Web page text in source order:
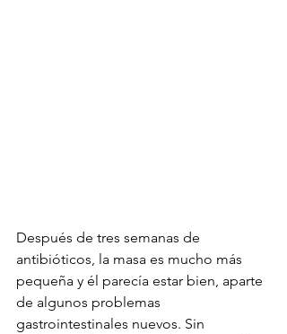
Después de tres semanas de
antibióticos, la masa es mucho más
pequeña y él parecía estar bien, aparte
de algunos problemas
gastrointestinales nuevos. Sin